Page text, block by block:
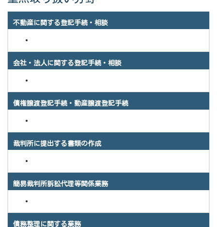
不動産に関する登記手続・相談
会社・法人に関する登記手続・相談
債権譲渡登記手続・動産譲渡登記手続
裁判所に提出する書類の作成
簡易裁判所訴訟代理等関係業務
債務整理に関する業務